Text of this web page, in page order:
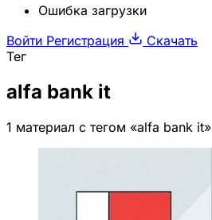
Ошибка загрузки
Войти Регистрация
Скачать
Тег
alfa bank it
1 материал с тегом «alfa bank it»